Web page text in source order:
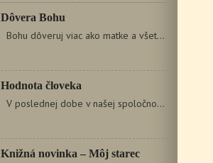
Dôvera Bohu
Bohu dôveruj viac ako matke a všetko Mu vyznaj. Nezradí…
Hodnota človeka
V poslednej dobe v našej spoločnosti došlo k prevratným…
Knižná novinka – Môj starec